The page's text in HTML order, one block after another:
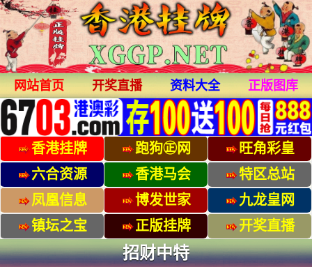
网站首页 开奖直播 资料大全 正版图库
香港挂牌 跑狗㊣网
旺角彩皇
六合资源
香港马会
特区总站
凤凰信息
博发世家
九龙皇网
镇坛之宝
正版挂牌 开奖直播
招财中特